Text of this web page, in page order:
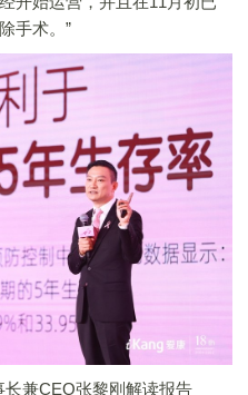
手术。”
兼CEO张黎刚解读报告